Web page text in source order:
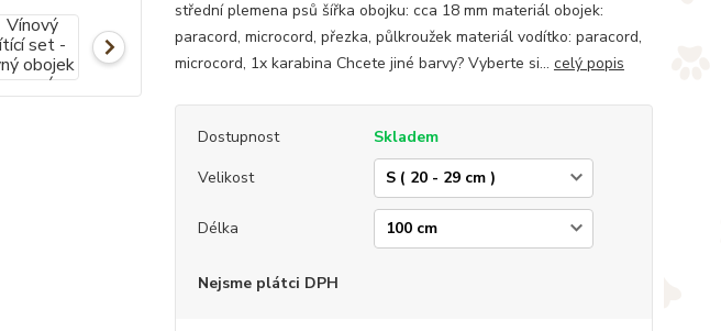
střední plemena psů šířka obojku: cca 18 mm materiál obojek:
paracord, microcord, přezka, půlkroužek materiál vodítko: paracord,
microcord, 1x karabina Chcete jiné barvy? Vyberte si... celý popis
Dostupnost
Skladem
Velikost
Délka
Nejsme plátci DPH